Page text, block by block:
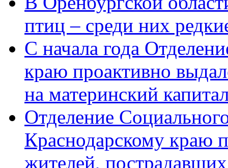
птиц – среди них
С начала года
краю проактивно
на материнский
Отделение
Краснодарскому краю
жителей,